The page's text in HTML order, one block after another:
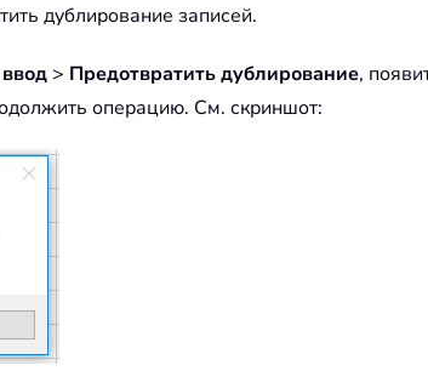
дублирование записей.
> Предотвратить дублирование,
операцию. См. скриншот: